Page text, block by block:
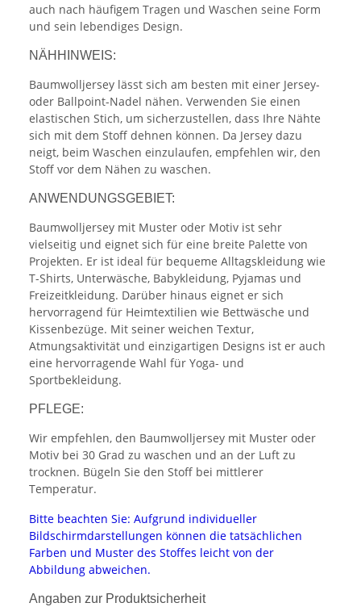
auch nach häufigem Tragen und Waschen seine Form
und sein lebendiges Design.
NÄHHINWEIS:
Baumwolljersey lässt sich am besten mit einer Jersey-
oder Ballpoint-Nadel nähen. Verwenden Sie einen
elastischen Stich, um sicherzustellen, dass Ihre Nähte
sich mit dem Stoff dehnen können. Da Jersey dazu
neigt, beim Waschen einzulaufen, empfehlen wir, den
Stoff vor dem Nähen zu waschen.
ANWENDUNGSGEBIET:
Baumwolljersey mit Muster oder Motiv ist sehr
vielseitig und eignet sich für eine breite Palette von
Projekten. Er ist ideal für bequeme Alltagskleidung wie
T-Shirts, Unterwäsche, Babykleidung, Pyjamas und
Freizeitkleidung. Darüber hinaus eignet er sich
hervorragend für Heimtextilien wie Bettwäsche und
Kissenbezüge. Mit seiner weichen Textur,
Atmungsaktivität und einzigartigen Designs ist er auch
eine hervorragende Wahl für Yoga- und
Sportbekleidung.
PFLEGE:
Wir empfehlen, den Baumwolljersey mit Muster oder
Motiv bei 30 Grad zu waschen und an der Luft zu
trocknen. Bügeln Sie den Stoff bei mittlerer
Temperatur.
Bitte beachten Sie: Aufgrund individueller
Bildschirmdarstellungen können die tatsächlichen
Farben und Muster des Stoffes leicht von der
Abbildung abweichen.
Angaben zur Produktsicherheit